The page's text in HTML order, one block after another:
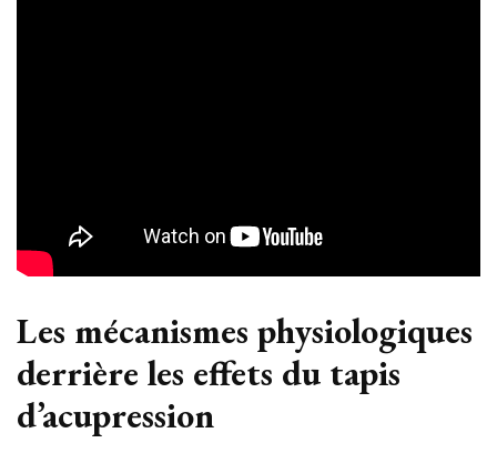
Les mécanismes physiologiques
derrière les effets du tapis
d’acupression